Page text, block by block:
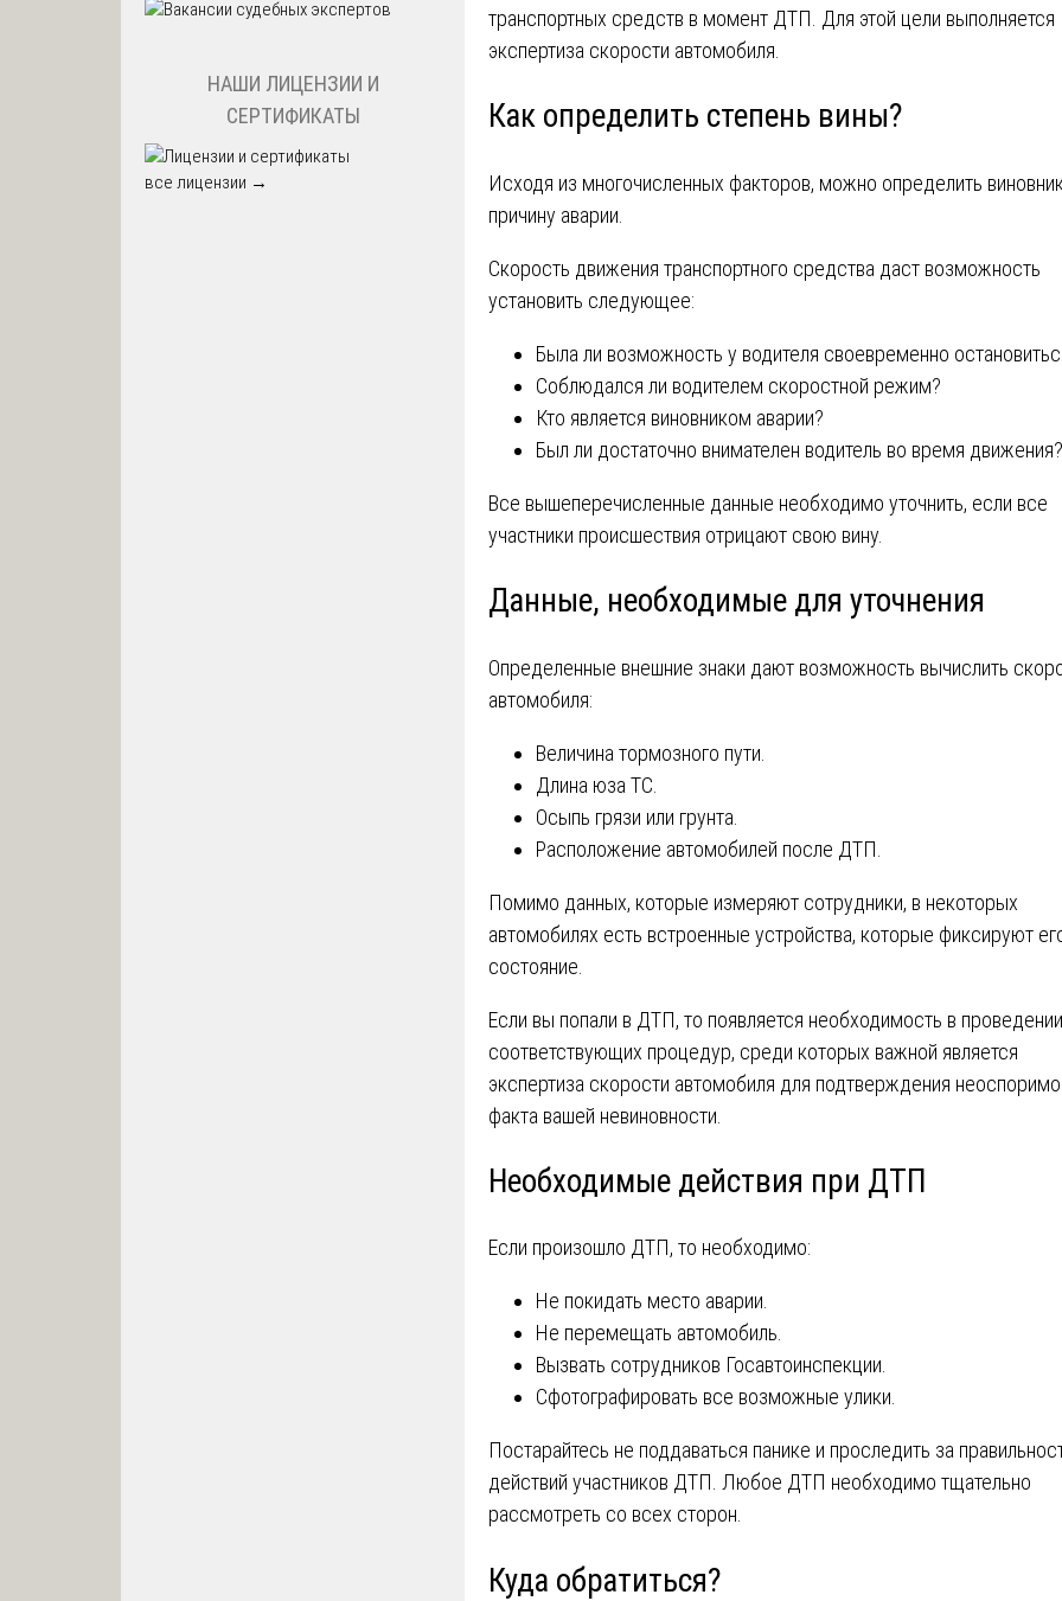
транспортных средств в момент ДТП. Для этой цели выполняется
экспертиза скорости автомобиля.
Как определить степень вины?
Исходя из многочисленных факторов, можно определить
причину аварии.
Скорость движения транспортного средства даст возможность
установить следующее:
Была ли возможность у водителя своевременно
Соблюдался ли водителем скоростной режим?
Кто является виновником аварии?
Был ли достаточно внимателен водитель во время движения?
Все вышеперечисленные данные необходимо уточнить, если все
участники происшествия отрицают свою вину.
Данные, необходимые для уточнения
Определенные внешние знаки дают возможность вычислить
автомобиля:
Величина тормозного пути.
Длина юза ТС.
Осыпь грязи или грунта.
Расположение автомобилей после ДТП.
Помимо данных, которые измеряют сотрудники, в некоторых
автомобилях есть встроенные устройства, которые фиксируют
состояние.
Если вы попали в ДТП, то появляется необходимость в проведении
соответствующих процедур, среди которых важной является
экспертиза скорости автомобиля для подтверждения
факта вашей невиновности.
Необходимые действия при ДТП
Если произошло ДТП, то необходимо:
Не покидать место аварии.
Не перемещать автомобиль.
Вызвать сотрудников Госавтоинспекции.
Сфотографировать все возможные улики.
Постарайтесь не поддаваться панике и проследить за
действий участников ДТП. Любое ДТП необходимо тщательно
рассмотреть со всех сторон.
Куда обратиться?
НАШИ ЛИЦЕНЗИИ И
СЕРТИФИКАТЫ
все лицензии →